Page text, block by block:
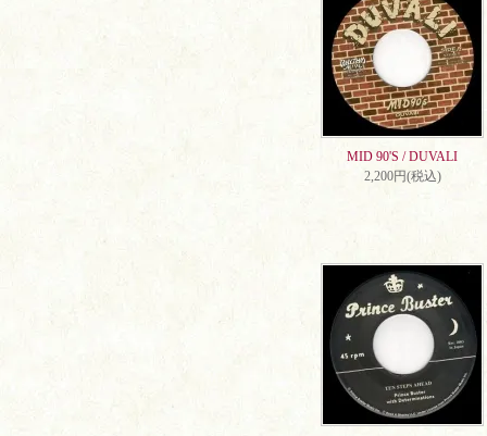
MID 90'S / DUVALI
2,200円(税込)